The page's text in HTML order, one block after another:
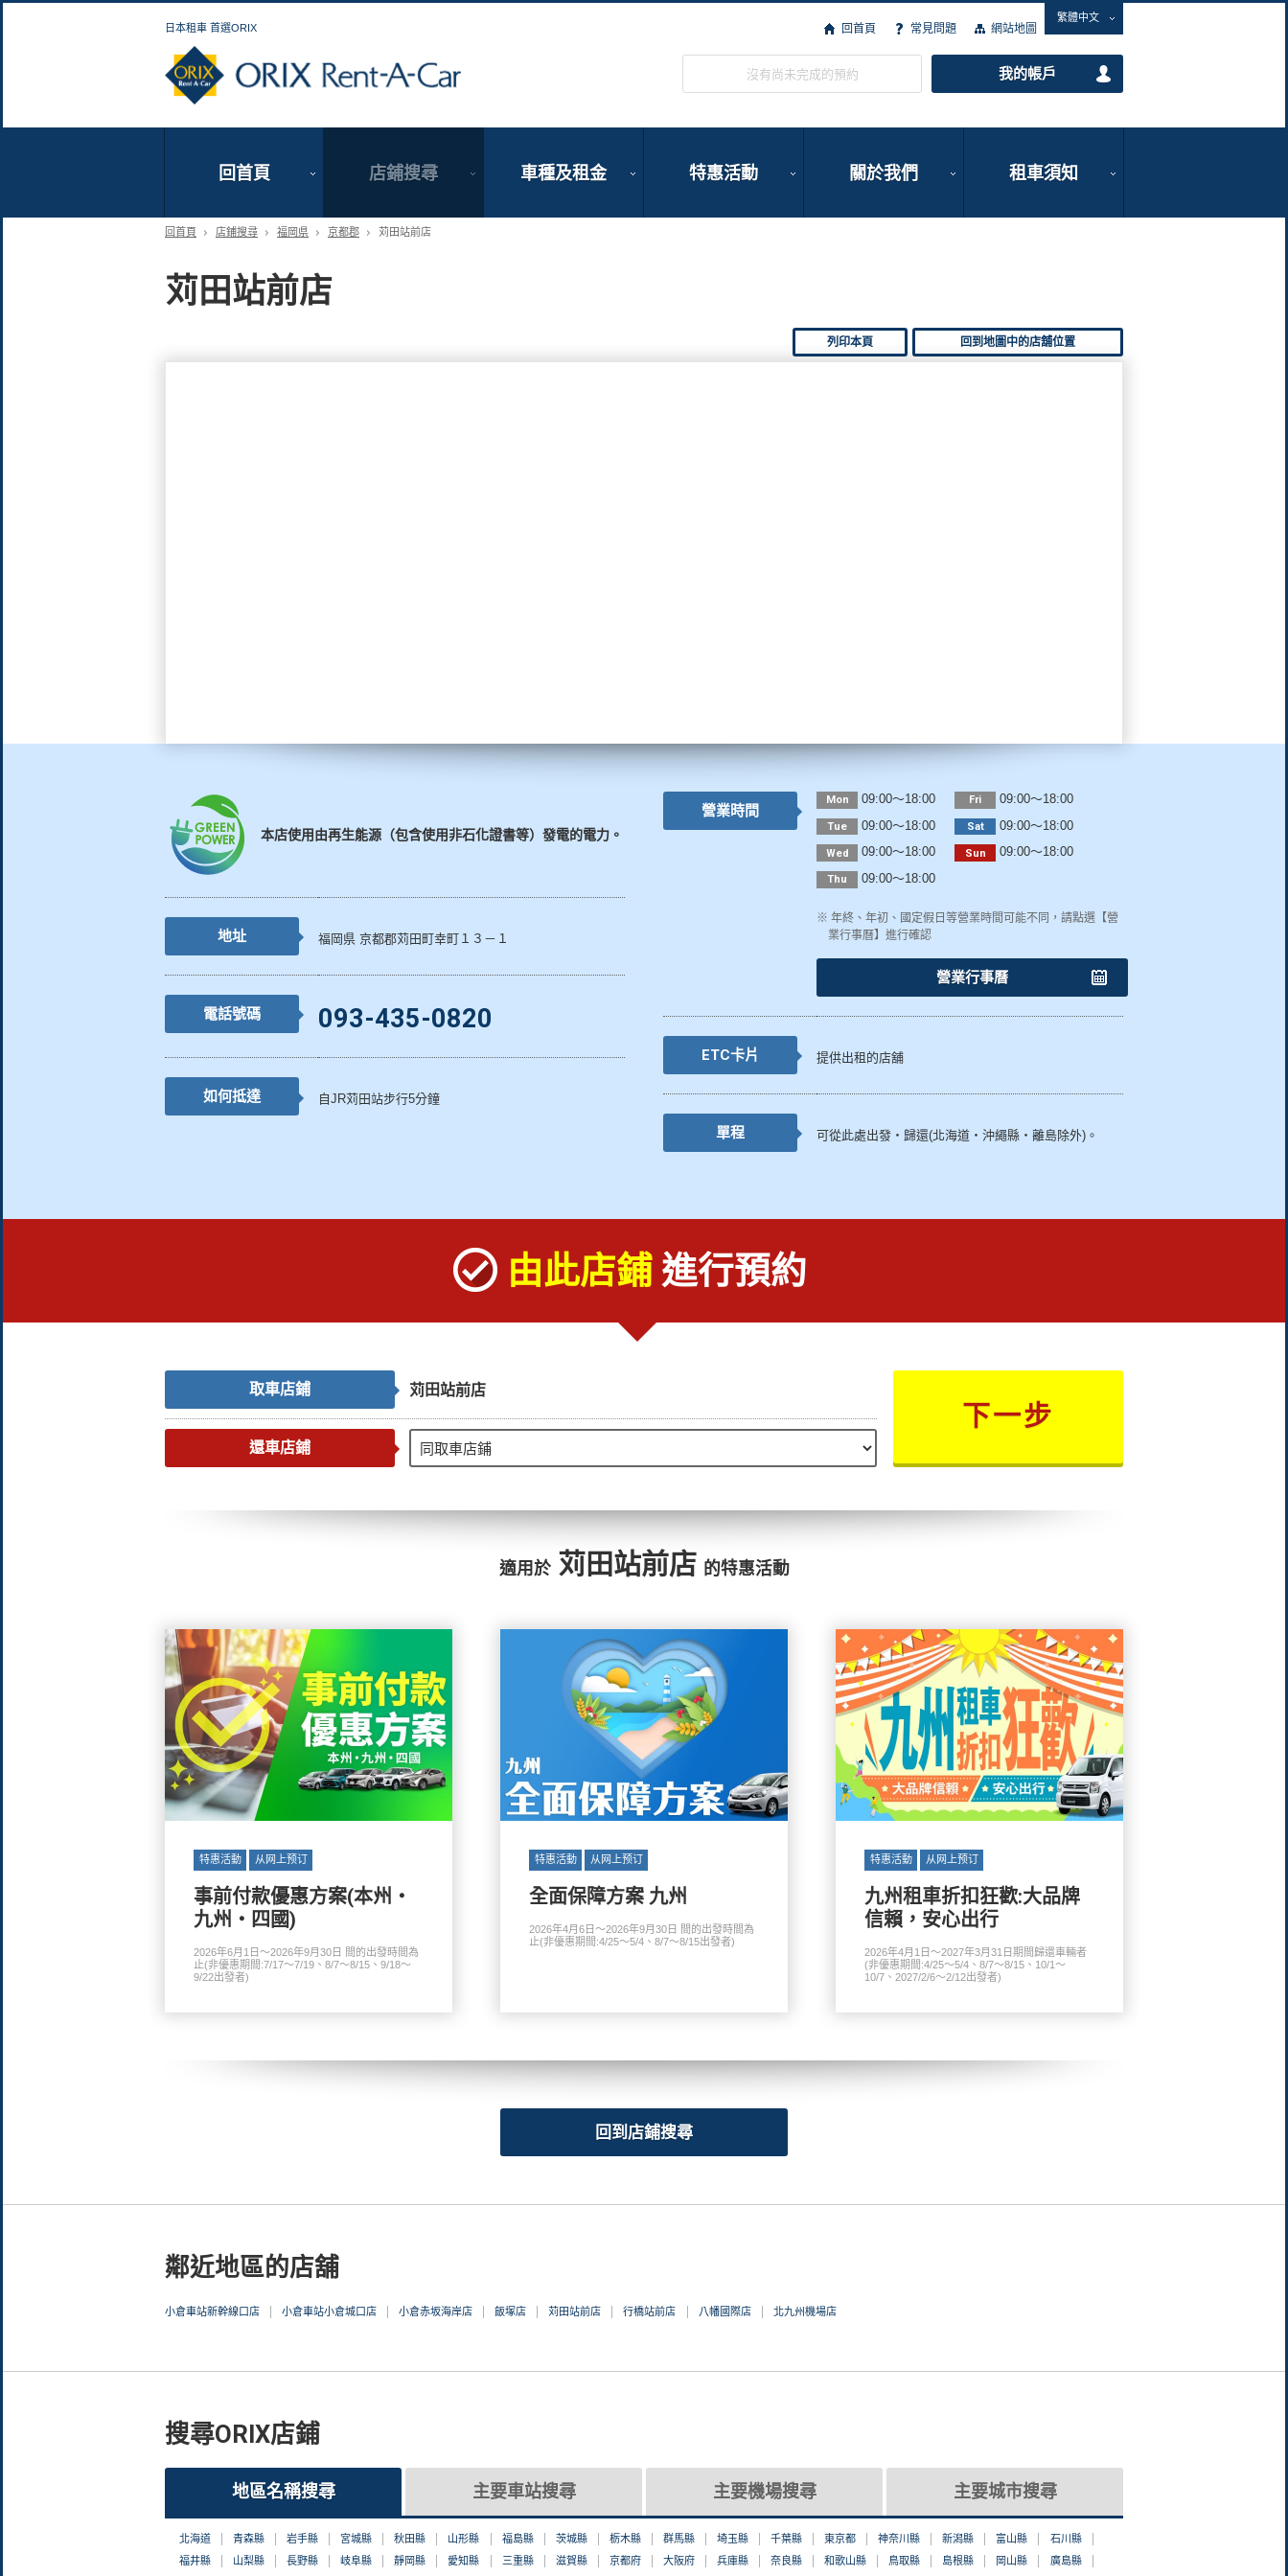
日本租車 首選ORIX 回首頁 常見問題 網站地圖
繁體中文
沒有尚未完成的預約 我的帳戶
回首頁 店鋪搜尋 車種及租金 特惠活動 關於我們 租車須知
回首頁 店鋪搜尋 福岡県 京都郡 苅田站前店
苅田站前店
列印本頁 回到地圖中的店舖位置
本店使用由再生能源（包含使用非石化證書等）發電的電力。
地址 福岡県 京都郡苅田町幸町１３－１
電話號碼 093-435-0820
如何抵達 自JR苅田站步行5分鐘
營業時間
Mon 09:00～18:00
Tue 09:00～18:00
Wed 09:00～18:00
Thu 09:00～18:00
Fri 09:00～18:00
Sat 09:00～18:00
Sun 09:00～18:00
※ 年終、年初、國定假日等營業時間可能不同，請點選【營
業行事曆】進行確認
營業行事曆
ETC卡片 提供出租的店舖
單程 可從此處出發・歸還(北海道・沖繩縣・離島除外)。
由此店鋪進行預約
取車店鋪 苅田站前店
還車店鋪
適用於苅田站前店 的特惠活動
特惠活動 从网上预订
事前付款優惠方案(本州・
九州・四國)
2026年6月1日～2026年9月30日 間的出發時間為
止(非優惠期間:7/17～7/19、8/7～8/15、9/18～
9/22出發者)
特惠活動 从网上预订
全面保障方案 九州
2026年4月6日～2026年9月30日 間的出發時間為
止(非優惠期間:4/25～5/4、8/7～8/15出發者)
特惠活動 从网上预订
九州租車折扣狂歡:大品牌
信賴，安心出行
2026年4月1日～2027年3月31日期間歸還車輛者
(非優惠期間:4/25～5/4、8/7～8/15、10/1～
10/7、2027/2/6～2/12出發者)
回到店鋪搜尋
鄰近地區的店舖
小倉車站新幹線口店 小倉車站小倉城口店 小倉赤坂海岸店 飯塚店 苅田站前店 行橋站前店 八幡國際店 北九州機場店
搜尋ORIX店鋪
地區名稱搜尋 主要車站搜尋 主要機場搜尋 主要城市搜尋
北海道 青森縣 岩手縣 宮城縣 秋田縣 山形縣 福島縣 茨城縣 栃木縣 群馬縣 埼玉縣 千葉縣 東京都 神奈川縣 新潟縣 富山縣
石川縣
福井縣
山梨縣 長野縣 岐阜縣 靜岡縣 愛知縣 三重縣 滋賀縣 京都府 大阪府 兵庫縣 奈良縣 和歌山縣 鳥取縣 島根縣 岡山縣 廣島縣